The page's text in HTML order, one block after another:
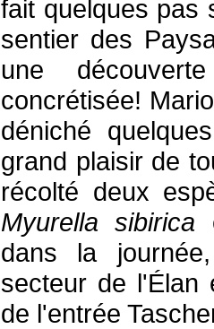
fait quelques pas
sentier des
une
concrétisée!
déniché
grand plaisir de
récolté deux
Myurella sibirica
dans la
secteur de l'Élan
de l'entrée